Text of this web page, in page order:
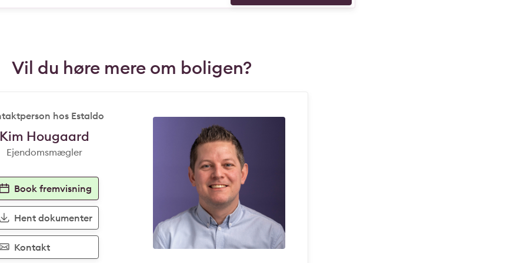
Vil du høre mere om boligen?
hos Estaldo
Hougaard
Ejendomsmægler
Book fremvisning
Hent dokumenter
Kontakt